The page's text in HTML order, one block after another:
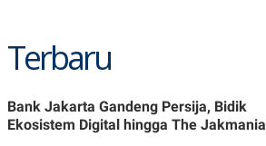
Terbaru
Bank Jakarta Gandeng Persija, Bidik
Ekosistem Digital hingga The Jakmania